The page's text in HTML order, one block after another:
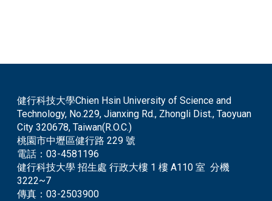
健行科技大學Chien Hsin University of Science and
Technology, No.229, Jianxing Rd., Zhongli Dist., Taoyuan
City 320678, Taiwan(R.O.C.)
桃園市中壢區健行路 229 號
電話：03-4581196
健行科技大學 招生處 行政大樓 1 樓 A110 室 分機
3222~7
傳真：03-2503900